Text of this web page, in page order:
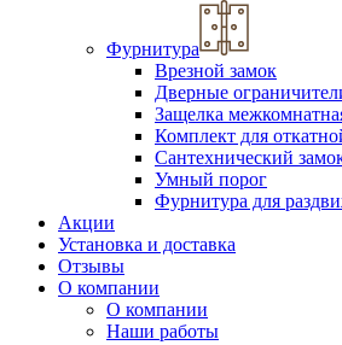
Фурнитура
Врезной замок
Дверные
Защелка
Комплект для
Сантехнический
Умный порог
Фурнитура для
Акции
Установка и доставка
Отзывы
О компании
О компании
Наши работы